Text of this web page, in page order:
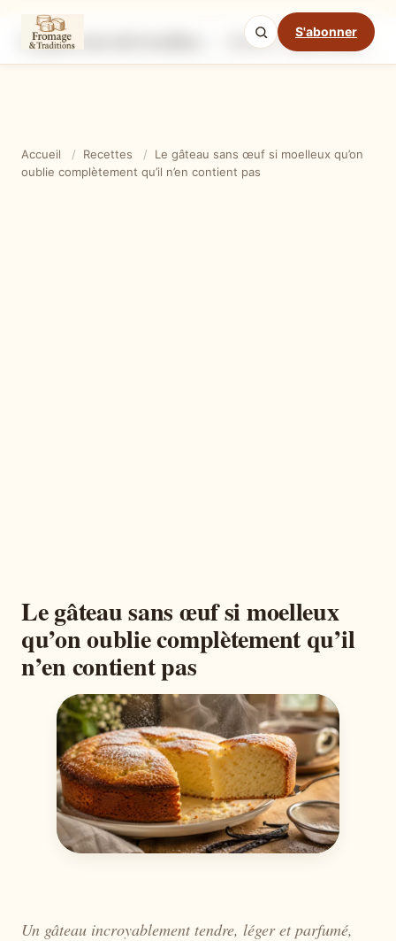
S'abonner
Ingrédients Étapes
Mode cuisine
Accueil / Recettes /
Le gâteau sans œuf si moelleux qu’on
oublie complètement qu’il n’en contient pas
Le gâteau sans œuf si moelleux
qu’on oublie complètement qu’il
n’en contient pas
Un gâteau incroyablement tendre, léger et parfumé,